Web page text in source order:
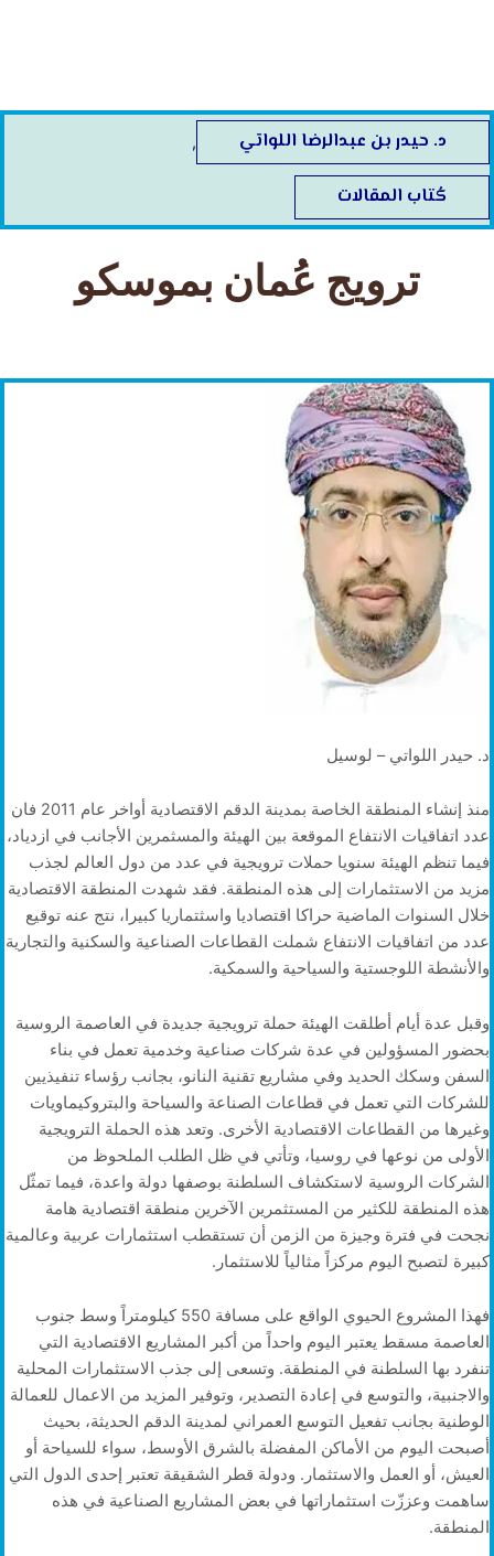
د. حيدر بن عبدالرضا اللواتي ,
كُتاب المقالات
ترويج عُمان بموسكو
د. حيدر اللواتي – لوسيل
منذ إنشاء المنطقة الخاصة بمدينة الدقم الاقتصادية أواخر عام 2011 فان
عدد اتفاقيات الانتفاع الموقعة بين الهيئة والمسثمرين الأجانب في ازدياد،
فيما تنظم الهيئة سنويا حملات ترويجية في عدد من دول العالم لجذب
مزيد من الاستثمارات إلى هذه المنطقة. فقد شهدت المنطقة الاقتصادية
خلال السنوات الماضية حراكا اقتصاديا واسثتماريا كبيرا، نتج عنه توقيع
عدد من اتفاقيات الانتفاع شملت القطاعات الصناعية والسكنية والتجارية
والأنشطة اللوجستية والسياحية والسمكية.
وقبل عدة أيام أطلقت الهيئة حملة ترويجية جديدة في العاصمة الروسية
بحضور المسؤولين في عدة شركات صناعية وخدمية تعمل في بناء
السفن وسكك الحديد وفي مشاريع تقنية النانو، بجانب رؤساء تنفيذيين
للشركات التي تعمل في قطاعات الصناعة والسياحة والبتروكيماويات
وغيرها من القطاعات الاقتصادية الأخرى. وتعد هذه الحملة الترويجية
الأولى من نوعها في روسيا، وتأتي في ظل الطلب الملحوظ من
الشركات الروسية لاستكشاف السلطنة بوصفها دولة واعدة، فيما تمثّل
هذه المنطقة للكثير من المستثمرين الآخرين منطقة اقتصادية هامة
نجحت في فترة وجيزة من الزمن أن تستقطب استثمارات عربية وعالمية
كبيرة لتصبح اليوم مركزاً مثالياً للاستثمار.
فهذا المشروع الحيوي الواقع على مسافة 550 كيلومتراً وسط جنوب
العاصمة مسقط يعتبر اليوم واحداً من أكبر المشاريع الاقتصادية التي
تنفرد بها السلطنة في المنطقة. وتسعى إلى جذب الاستثمارات المحلية
والاجنبية، والتوسع في إعادة التصدير، وتوفير المزيد من الاعمال للعمالة
الوطنية بجانب تفعيل التوسع العمراني لمدينة الدقم الحديثة، بحيث
أصبحت اليوم من الأماكن المفضلة بالشرق الأوسط، سواء للسياحة أو
العيش، أو العمل والاستثمار. ودولة قطر الشقيقة تعتبر إحدى الدول التي
ساهمت وعززّت استثماراتها في بعض المشاريع الصناعية في هذه
المنطقة.